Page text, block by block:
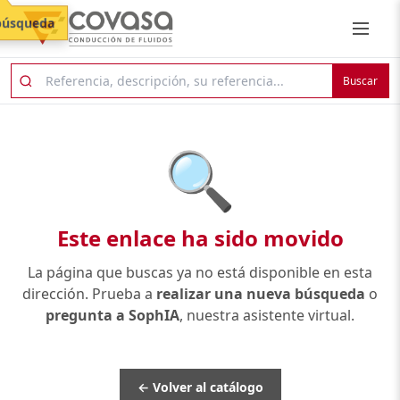
Buscar
🔍
Este enlace ha sido movido
La página que buscas ya no está disponible en esta
dirección. Prueba a realizar una nueva búsqueda o
pregunta a SophIA, nuestra asistente virtual.
← Volver al catálogo